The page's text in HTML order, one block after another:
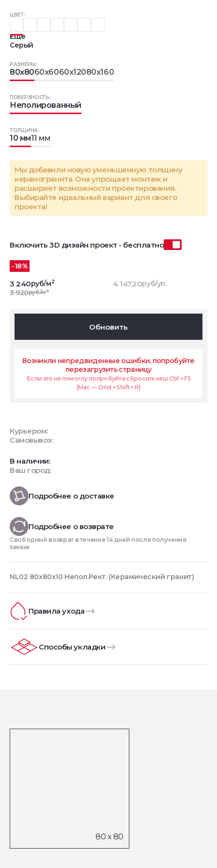
ЦВЕТ:
Еще
Серый
РАЗМЕРЫ:
80x8060x6060x12080x160
ТОЛЩИНА:
10 мм11 мм
ПОВЕРХНОСТЬ:
Неполированный
Мы добавили новую уменьшенную толщину
керамогранита. Она упрощает монтаж и
расширяет возможности проектирования.
Выбирайте идеальный вариант для своего
проекта!
Включить 3D дизайн проект - бесплатно
-18%
3 240руб/м2
3 920руб/м2
4 147,20руб/уп.
Обновить
Возникли непредвиденные ошибки, попробуйте
перезагрузить страницу
Если это не помоглу попробуйте сбросить кеш Ctrl + F5
(Mac — Cmd + Shift + R)
Курьером:
Самовывоз:
В наличии:
Ваш город:
Подробнее о доставке
Подробнее о возврате
Свободный возврат в течение 14 дней после получения
заказа
NL02 80x80x10 Непол.Рект. (Керамический гранит)
Правила ухода
Способы укладки